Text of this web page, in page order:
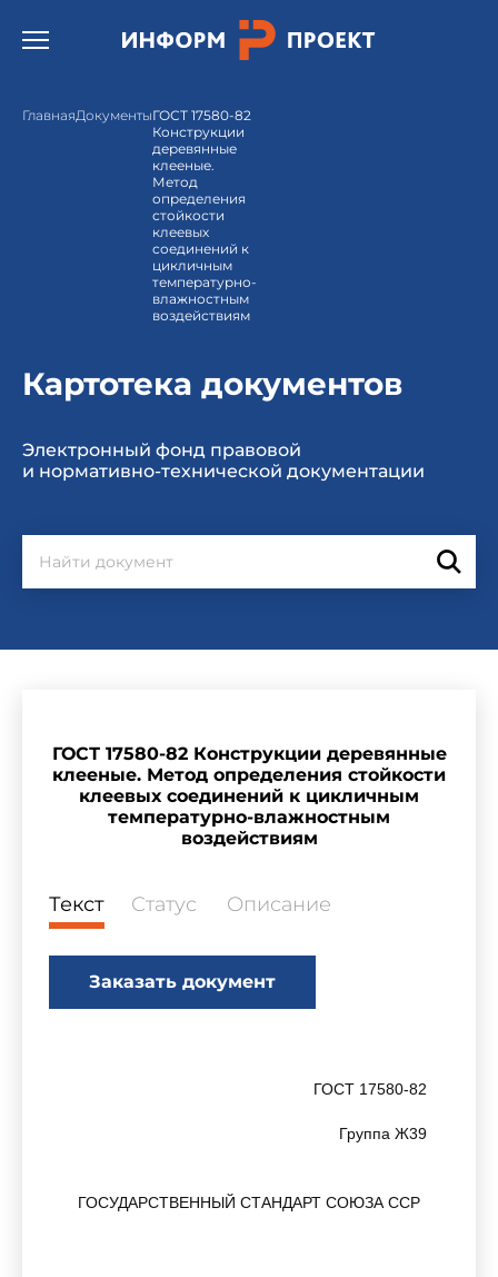
Открыть бургер меню.
ГлавнаяДокументыГОСТ 17580-82
Конструкции
деревянные
клееные.
Метод
определения
стойкости
клеевых
соединений к
цикличным
температурно-
влажностным
воздействиям
Картотека документов
Электронный фонд правовой
и нормативно-технической документации
ГОСТ 17580-82 Конструкции деревянные
клееные. Метод определения стойкости
клеевых соединений к цикличным
температурно-влажностным
воздействиям
Текст Статус Описание
Заказать документ
ГОСТ 17580-82
Группа Ж39
ГОСУДАРСТВЕННЫЙ СТАНДАРТ СОЮЗА ССР